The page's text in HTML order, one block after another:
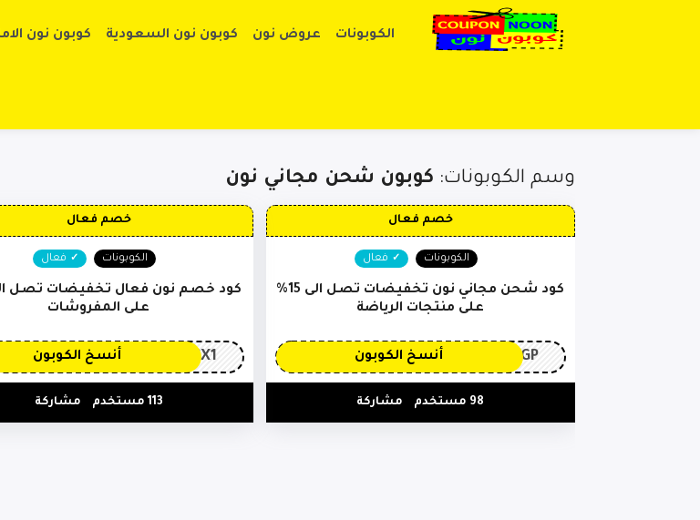
الكوبونات عروض نون كوبون نون السعودية كوبون نون
وسم الكوبونات: كوبون شحن مجاني نون
خصم فعال
الكوبونات فعال
كود شحن مجاني نون تخفيضات تصل الى 15%
على منتجات الرياضة
3GP أنسخ الكوبون
98 مستخدم مشاركة
خصم فعال
الكوبونات فعال
على المفروشات
CX1 أنسخ الكوبون
113 مستخدم مشاركة